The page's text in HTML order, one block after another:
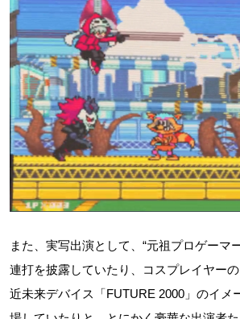
また、実写出演として、“元祖プロゲーマ
連打を披露していたり、コスプレイヤー
近未来デバイス「FUTURE 2000」のイメ